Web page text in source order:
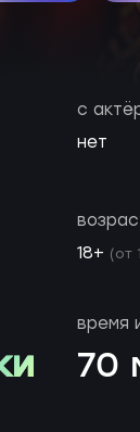
с
нет
18+ (от
время
70